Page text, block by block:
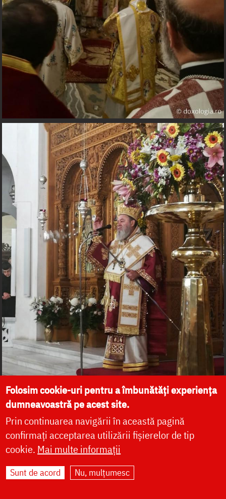
Folosim cookie-uri pentru a îmbunătăți experiența
dumneavoastră pe acest site.
Prin continuarea navigării în această pagină
confirmați acceptarea utilizării fișierelor de tip
cookie. Mai multe informații
Sunt de acord Nu, mulțumesc